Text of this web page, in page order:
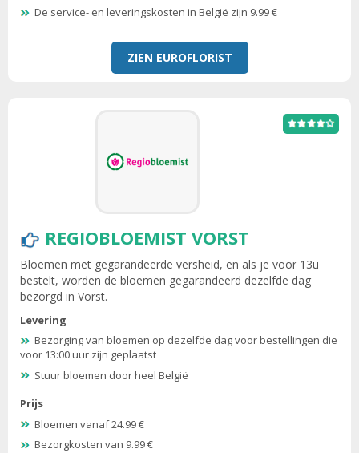
De service- en leveringskosten in België zijn 9.99 €
ZIEN EUROFLORIST
REGIOBLOEMIST VORST
Bloemen met gegarandeerde versheid, en als je voor 13u
bestelt, worden de bloemen gegarandeerd dezelfde dag
bezorgd in Vorst.
Levering
Bezorging van bloemen op dezelfde dag voor bestellingen die
voor 13:00 uur zijn geplaatst
Stuur bloemen door heel België
Prijs
Bloemen vanaf 24.99 €
Bezorgkosten van 9.99 €